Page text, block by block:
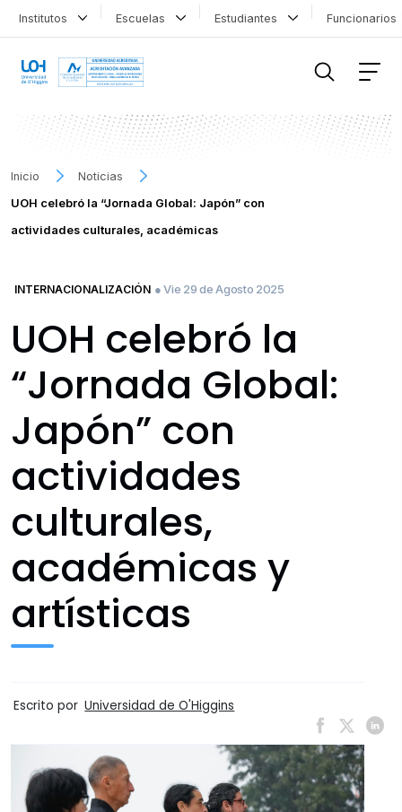
Institutos Escuelas Estudiantes
Inicio
Noticias
UOH celebró la “Jornada Global: Japón” con
actividades culturales, académicas
INTERNACIONALIZACIÓN ● Vie 29 de Agosto 2025
UOH celebró la
“Jornada Global:
Japón” con
actividades
culturales,
académicas y
artísticas
Escrito por Universidad de O'Higgins